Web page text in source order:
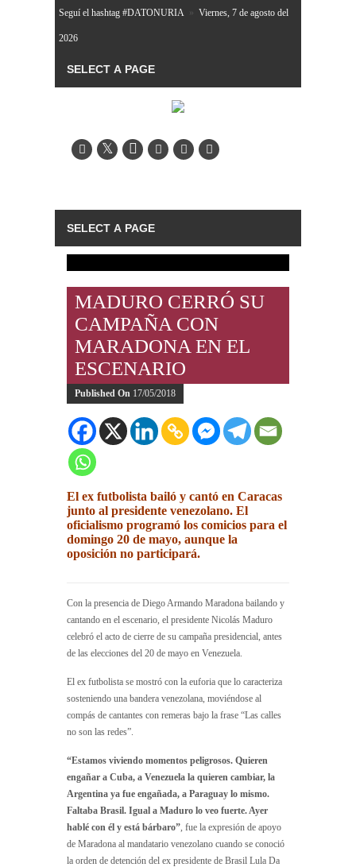
Seguí el hashtag #DATONURIA » Viernes, 7 de agosto del
2026
MADURO CERRÓ SU
CAMPAÑA CON
MARADONA EN EL
ESCENARIO
Published On 17/05/2018
El ex futbolista bailó y cantó en Caracas
junto al presidente venezolano. El
oficialismo programó los comicios para el
domingo 20 de mayo, aunque la
oposición no participará.
Con la presencia de Diego Armando Maradona bailando y
cantando en el escenario, el presidente Nicolás Maduro
celebró el acto de cierre de su campaña presidencial, antes
de las elecciones del 20 de mayo en Venezuela.
El ex futbolista se mostró con la euforia que lo caracteriza
sosteniendo una bandera venezolana, moviéndose al
compás de cantantes con remeras bajo la frase “Las calles
no son las redes”.
“Estamos viviendo momentos peligrosos. Quieren
engañar a Cuba, a Venezuela la quieren cambiar, la
Argentina ya fue engañada, a Paraguay lo mismo.
Faltaba Brasil. Igual a Maduro lo veo fuerte. Ayer
hablé con él y está bárbaro” , fue la expresión de apoyo
de Maradona al mandatario venezolano cuando se conoció
la orden de detención del ex presidente de Brasil Lula Da